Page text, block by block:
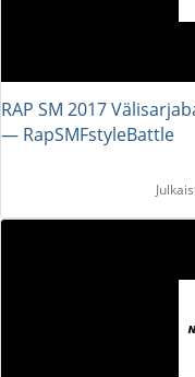
RAP SM 2017
― RapSMFstyleBattle